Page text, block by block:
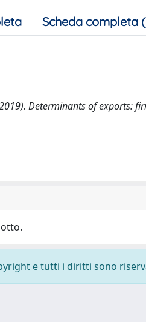
Scheda completa
Determinants of exports:
e tutti i diritti sono